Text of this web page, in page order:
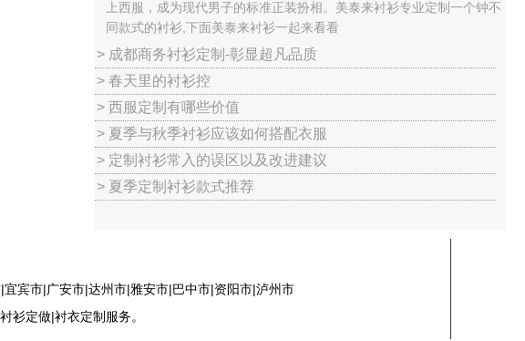
上西服，成为现代男子的标准正装扮相。美泰来衬衫专业定制一个钟不
同款式的衬衫,下面美泰来衬衫一起来看看
> 成都商务衬衫定制-彰显超凡品质
> 春天里的衬衫控
> 西服定制有哪些价值
> 夏季与秋季衬衫应该如何搭配衣服
> 定制衬衫常入的误区以及改进建议
> 夏季定制衬衫款式推荐
宾市|广安市|达州市|雅安市|巴中市|资阳市|泸州市
衫定做|衬衣定制服务。